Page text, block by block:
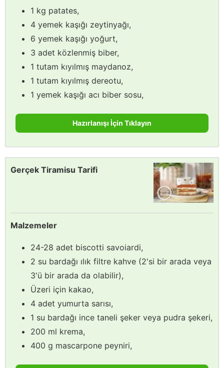
1 kg patates,
4 yemek kaşığı zeytinyağı,
6 yemek kaşığı yoğurt,
3 adet közlenmiş biber,
1 tutam kıyılmış maydanoz,
1 tutam kıyılmış dereotu,
1 yemek kaşığı acı biber sosu,
Hazırlanışı İçin Tıklayın
Gerçek Tiramisu Tarifi
Malzemeler
24-28 adet biscotti savoiardi,
2 su bardağı ılık filtre kahve (2'si bir arada veya
3'ü bir arada da olabilir),
Üzeri için kakao,
4 adet yumurta sarısı,
1 su bardağı ince taneli şeker veya pudra şekeri,
200 ml krema,
400 g mascarpone peyniri,